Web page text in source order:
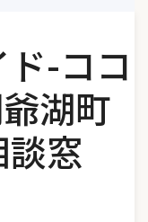
-ココ
湖町
窓